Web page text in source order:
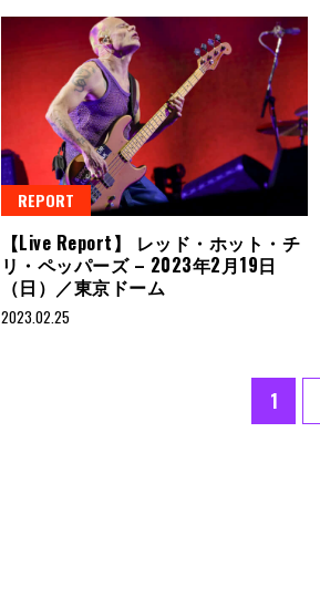
REPORT
【Live Report】 レッド・ホット・チ
リ・ペッパーズ – 2023年2月19日
（日）／東京ドーム
2023.02.25
Page
1